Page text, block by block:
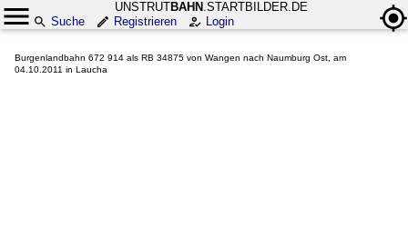
UNSTRUTBAHN .STARTBILDER.DE
Suche
Registrieren Login
Burgenlandbahn 672 914 als RB 34875 von Wangen nach Naumburg Ost, am
04.10.2011 in Laucha